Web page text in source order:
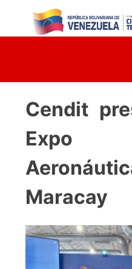
content
Cendit
Expo
Maracay